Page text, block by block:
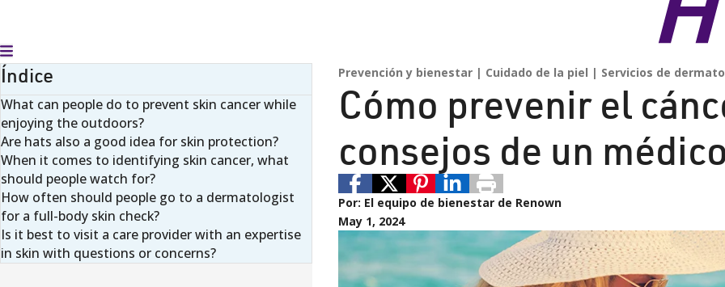
Alternar menú
Índice
What can people do to prevent skin cancer while
enjoying the outdoors?
Are hats also a good idea for skin protection?
When it comes to identifying skin cancer, what
should people watch for?
How often should people go to a dermatologist
for a full-body skin check?
Is it best to visit a care provider with an expertise
in skin with questions or concerns?
Prevención y bienestar Cuidado de la piel Servicios de
Cómo prevenir el
consejos de un
Por: El equipo de bienestar de Renown
May 1, 2024